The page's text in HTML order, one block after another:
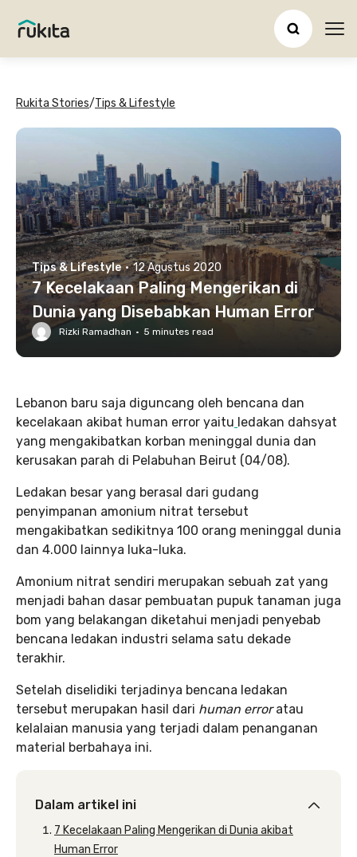
Rukita Stories/Tips & Lifestyle
Tips & Lifestyle · 12 Agustus 2020
7 Kecelakaan Paling Mengerikan di
Dunia yang Disebabkan Human Error
Rizki Ramadhan · 5 minutes read
Lebanon baru saja diguncang oleh bencana dan
kecelakaan akibat human error yaitu ledakan dahsyat
yang mengakibatkan korban meninggal dunia dan
kerusakan parah di Pelabuhan Beirut (04/08).
Ledakan besar yang berasal dari gudang
penyimpanan amonium nitrat tersebut
mengakibatkan sedikitnya 100 orang meninggal dunia
dan 4.000 lainnya luka-luka.
Amonium nitrat sendiri merupakan sebuah zat yang
menjadi bahan dasar pembuatan pupuk tanaman juga
bom yang belakangan diketahui menjadi penyebab
bencana ledakan industri selama satu dekade
terakhir.
Setelah diselidiki terjadinya bencana ledakan
tersebut merupakan hasil dari human erroratau
kelalaian manusia yang terjadi dalam penanganan
material berbahaya ini.
Dalam artikel ini
7 Kecelakaan Paling Mengerikan di Dunia akibat
Human Error